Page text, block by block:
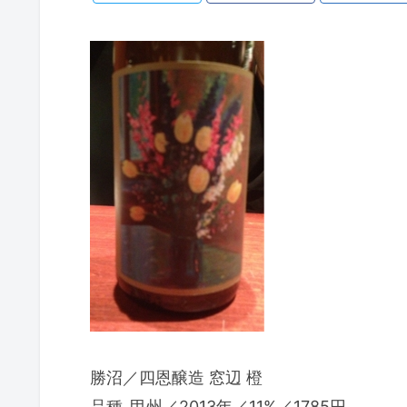
勝沼／四恩醸造 窓辺 橙